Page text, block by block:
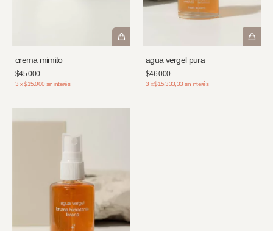
crema mimito
$45.000
3 x$15.000 sin interés
agua vergel pura
$46.000
3 x$15.333,33 sin interés